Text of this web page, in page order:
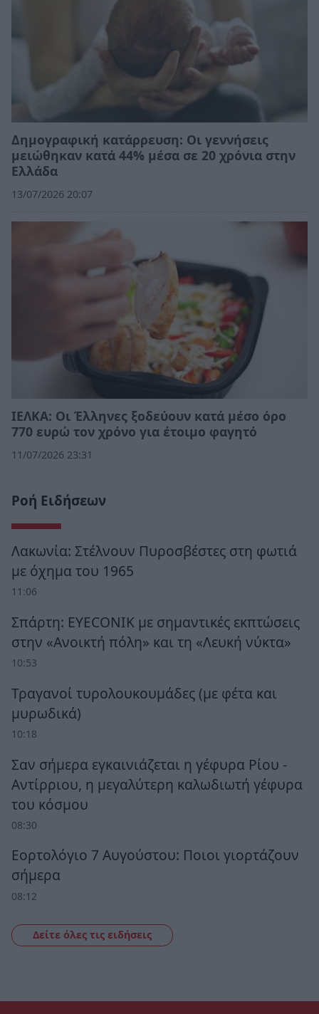
Δημογραφική κατάρρευση: Οι γεννήσεις
μειώθηκαν κατά 44% μέσα σε 20 χρόνια στην
Ελλάδα
13/07/2026 20:07
ΙΕΛΚΑ: Οι Έλληνες ξοδεύουν κατά μέσο όρο
770 ευρώ τον χρόνο για έτοιμο φαγητό
11/07/2026 23:31
Ροή Ειδήσεων
Λακωνία: Στέλνουν Πυροσβέστες στη φωτιά
με όχημα του 1965
11:06
Σπάρτη: EYECONIK με σημαντικές εκπτώσεις
στην «Ανοικτή πόλη» και τη «Λευκή νύκτα»
10:53
Τραγανοί τυρολουκουμάδες (με φέτα και
μυρωδικά)
10:18
Σαν σήμερα εγκαινιάζεται η γέφυρα Ρίου -
Αντίρριου, η μεγαλύτερη καλωδιωτή γέφυρα
του κόσμου
08:30
Εορτολόγιο 7 Αυγούστου: Ποιοι γιορτάζουν
σήμερα
08:12
Δείτε όλες τις ειδήσεις